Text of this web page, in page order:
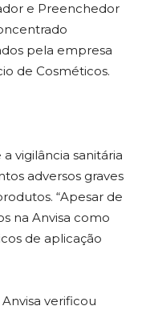
e Preenchedor
pela empresa
de Cosméticos.
vigilância sanitária
adversos graves
“Apesar de
na Anvisa como
de aplicação
verificou